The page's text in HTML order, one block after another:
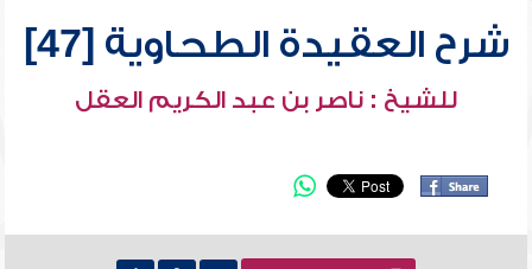
شرح العقيدة الطحاوية [47]
للشيخ : ناصر بن عبد الكريم العقل